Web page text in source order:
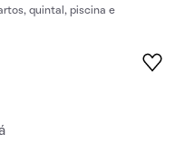
quintal, piscina e